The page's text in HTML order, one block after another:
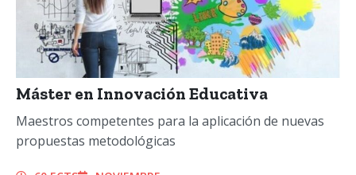
Máster en Innovación Educativa
Maestros competentes para la aplicación de nuevas
propuestas metodológicas